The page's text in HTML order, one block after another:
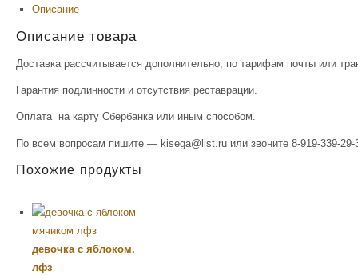
Описание
Описание товара
Доставка рассчитывается дополнительно, по тарифам почты или
Гарантия подлинности и отсутствия реставрации.
Оплата на карту Сбербанка или иным способом.
По всем вопросам пишите — kisega@list.ru или звоните 8-919-339-29-
Похожие продукты
девочка с яблоком.
лфз